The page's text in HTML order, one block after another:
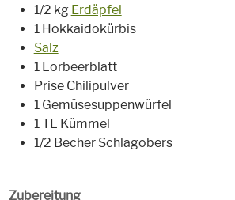
1/2 kg Erdäpfel
1 Hokkaidokürbis
Salz
1 Lorbeerblatt
Prise Chilipulver
1 Gemüsesuppenwürfel
1 TL Kümmel
1/2 Becher Schlagobers
Zubereitung